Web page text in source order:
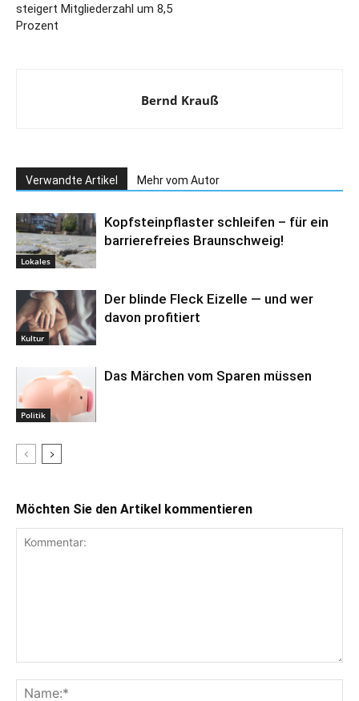
steigert Mitgliederzahl um 8,5
Prozent
Bernd Krauß
Verwandte Artikel Mehr vom Autor
Lokales
Kopfsteinpflaster schleifen – für ein
barrierefreies Braunschweig!
Kultur
Der blinde Fleck Eizelle — und wer
davon profitiert
Politik
Das Märchen vom Sparen müssen
Möchten Sie den Artikel kommentieren